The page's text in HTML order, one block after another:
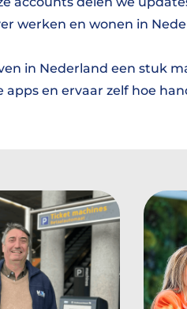
werken en wonen in
in Nederland een stuk
en ervaar zelf hoe